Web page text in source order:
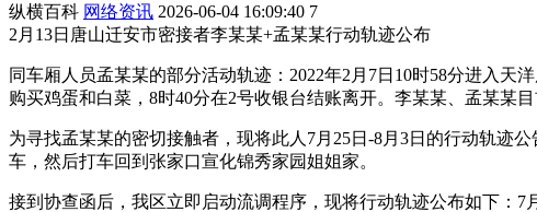
纵横百科 网络资讯 2026-06-04 16:09:40 7
2月13日唐山迁安市密接者李某某+孟某某行动轨迹公布
同车厢人员孟某某的部分活动轨迹：2022年2月7日10时58分进入天
购买鸡蛋和白菜，8时40分在2号收银台结账离开。李某某、孟某某
为寻找孟某某的密切接触者，现将此人7月25日-8月3日的行动轨迹
车，然后打车回到张家口宣化锦秀家园姐姐家。
接到协查函后，我区立即启动流调程序，现将行动轨迹公布如下：